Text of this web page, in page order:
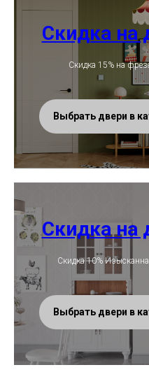
Скидка на
Скидка 15% на
Выбрать двери в
Скидка на
Скидка 10%
Выбрать двери в